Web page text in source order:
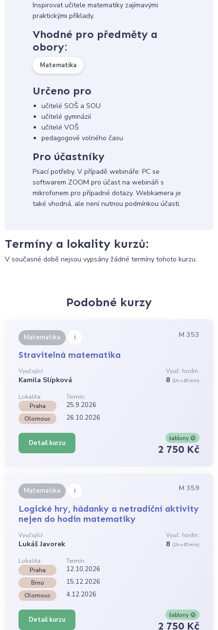
Inspirovat učitele matematiky zajímavými
praktickými příklady.
Vhodné pro předměty a
obory:
Matematika
Určeno pro
učitelé SOŠ a SOU
učitelé gymnázií
učitelé VOŠ
pedagogové volného času
Pro účastníky
Psací potřeby. V případě webináře: PC se
softwarem ZOOM pro účast na webináři s
mikrofonem pro případné dotazy. Webkamera je
také vhodná, ale není nutnou podmínkou účasti.
Termíny a lokality kurzů:
V současné době nejsou vypsány žádné termíny tohoto kurzu.
Podobné kurzy
Matematika i M 353
Stravitelná matematika
Vyučující:
Kamila Slípková
Vyuč. hodin:
8 (1h = 45 min)
Lokalita:
Termín:
Praha
25.9.2026
Olomouc 26.10.2026
Detail kurzu
šablony
2 750 Kč
Matematika i M 359
Logické hry, hádanky a netradiční aktivity
nejen do hodin matematiky
Vyučující:
Lukáš Javorek
Vyuč. hodin:
8 (1h = 45 min)
Lokalita:
Termín:
Praha
12.10.2026
Brno 15.12.2026
Olomouc 4.12.2026
Detail kurzu
šablony
2 750 Kč